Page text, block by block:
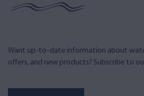
Want up-to-date information about
offers, and new products? Subscribe to